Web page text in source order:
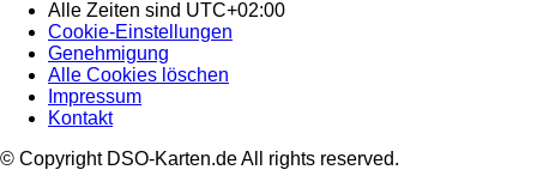
Alle Zeiten sind UTC+02:00
Cookie-Einstellungen
Genehmigung
Alle Cookies löschen
Impressum
Kontakt
© Copyright DSO-Karten.de All rights reserved.